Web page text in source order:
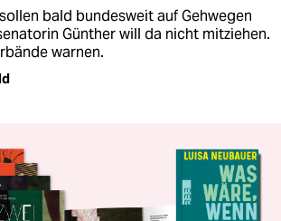
bald bundesweit auf Gehwegen
Günther will da nicht mitziehen.
warnen.